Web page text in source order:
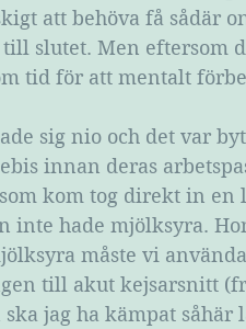
att behöva få sådär
slutet. Men eftersom
tid för att mentalt
sig nio och det var
innan deras
kom tog direkt in
inte hade mjölksyra.
måste vi
till akut kejsarsnitt
jag ha kämpat